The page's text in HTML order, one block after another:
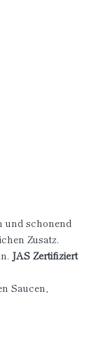
und schonend
Zusatz.
JAS Zertifiziert
Saucen,